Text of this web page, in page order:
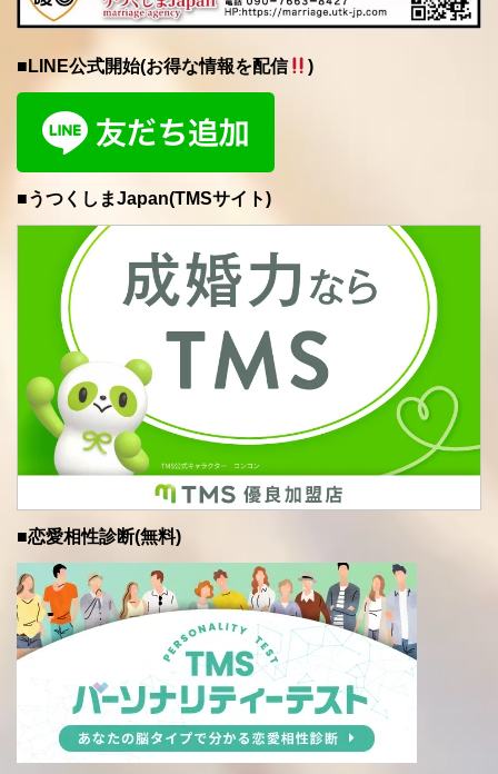
■LINE公式開始(お得な情報を配信 )
■うつくしまJapan(TMSサイト)
■恋愛相性診断(無料)